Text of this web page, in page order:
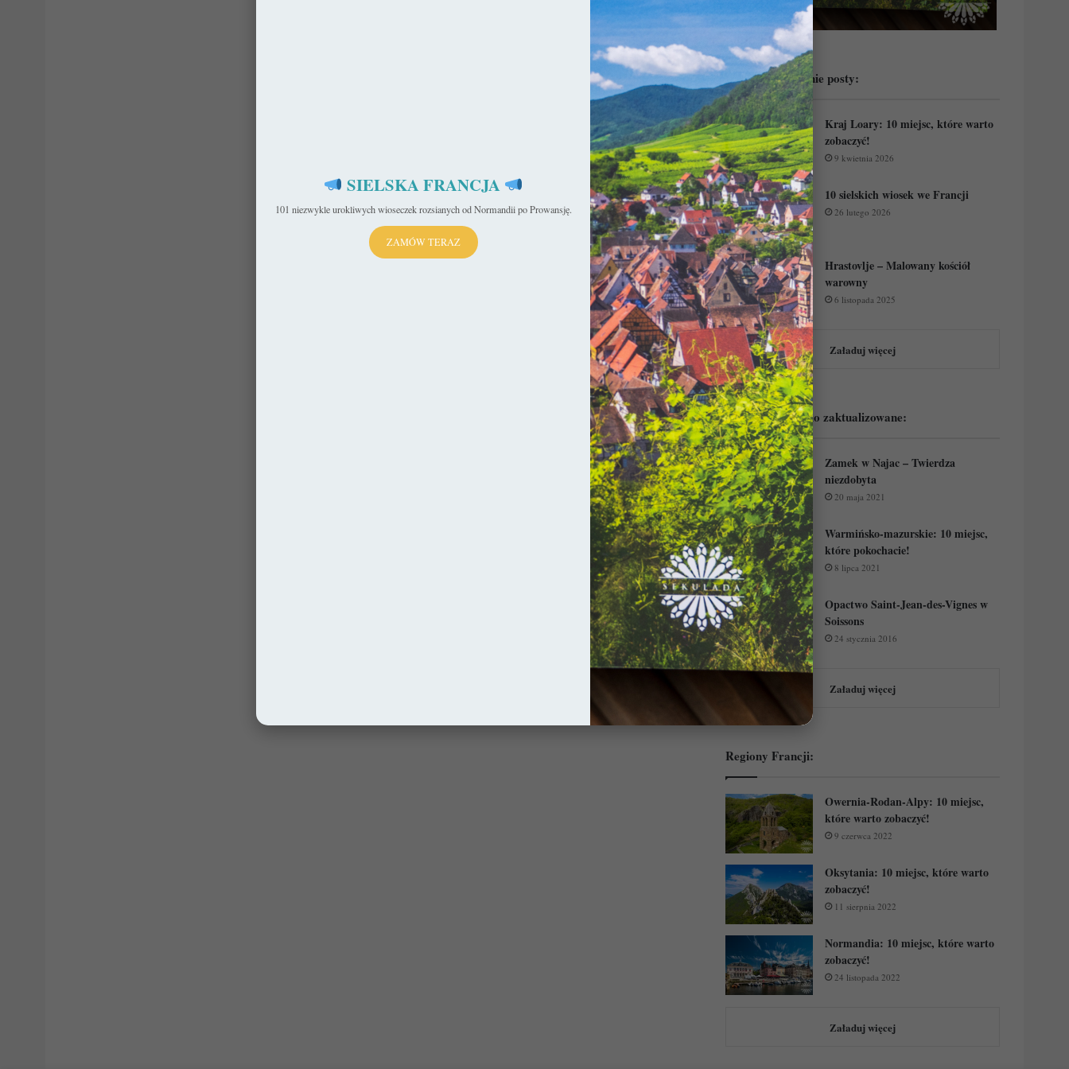
Przeczytaj ostatnie posty:
Kraj Loary: 10 miejsc, które warto
zobaczyć!
9 kwietnia 2026
10 sielskich wiosek we Francji
26 lutego 2026
Hrastovlje – Malowany kościół
warowny
6 listopada 2025
Załaduj więcej
Podejrzyj ostatnio zaktualizowane:
Zamek w Najac – Twierdza
niezdobyta
20 maja 2021
Warmińsko-mazurskie: 10 miejsc,
które pokochacie!
8 lipca 2021
Opactwo Saint-Jean-des-Vignes w
Soissons
24 stycznia 2016
Załaduj więcej
Regiony Francji:
Owernia-Rodan-Alpy: 10 miejsc,
które warto zobaczyć!
9 czerwca 2022
Oksytania: 10 miejsc, które warto
zobaczyć!
11 sierpnia 2022
Normandia: 10 miejsc, które warto
zobaczyć!
24 listopada 2022
Załaduj więcej
SIELSKA FRANCJA
101 niezwykle urokliwych wioseczek rozsianych od Normandii po Prowansję.
ZAMÓW TERAZ